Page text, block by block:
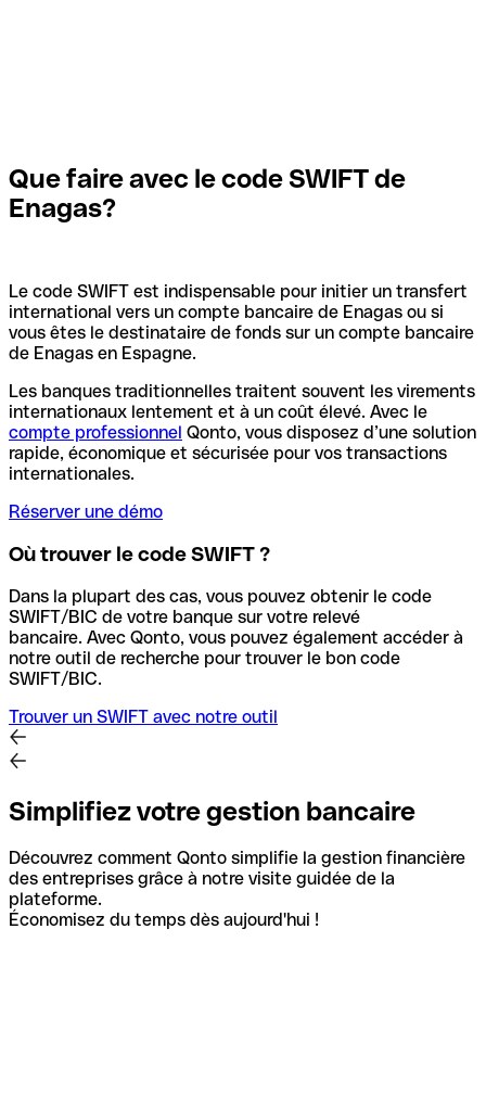
Que faire avec le code SWIFT de
Enagas?
Le code SWIFT est indispensable pour initier un transfert
international vers un compte bancaire de Enagas ou si
vous êtes le destinataire de fonds sur un compte bancaire
de Enagas en Espagne.
Les banques traditionnelles traitent souvent les virements
internationaux lentement et à un coût élevé. Avec le
compte professionnel Qonto, vous disposez d’une solution
rapide, économique et sécurisée pour vos transactions
internationales.
Réserver une démo
Où trouver le code SWIFT ?
Dans la plupart des cas, vous pouvez obtenir le code
SWIFT/BIC de votre banque sur votre relevé
bancaire. Avec Qonto, vous pouvez également accéder à
notre outil de recherche pour trouver le bon code
SWIFT/BIC.
Trouver un SWIFT avec notre outil
Simplifiez votre gestion bancaire
Découvrez comment Qonto simplifie la gestion financière
des entreprises grâce à notre visite guidée de la
plateforme.
Économisez du temps dès aujourd'hui !